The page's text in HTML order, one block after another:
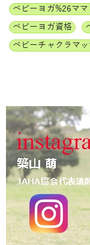
ベビーヨガ資格